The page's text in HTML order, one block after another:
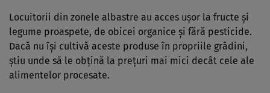
Locuitorii din zonele albastre au acces ușor la fructe și
legume proaspete, de obicei organice și fără pesticide.
Dacă nu își cultivă aceste produse în propriile grădini,
știu unde să le obțină la prețuri mai mici decât cele ale
alimentelor procesate.